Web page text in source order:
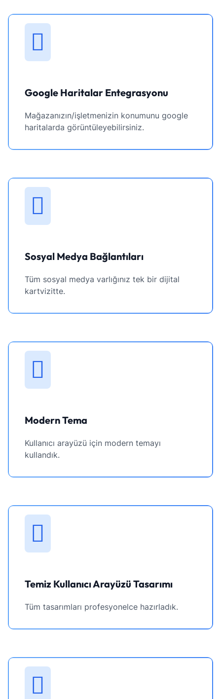
Google Haritalar Entegrasyonu
Mağazanızın/işletmenizin konumunu google
haritalarda görüntüleyebilirsiniz.
Sosyal Medya Bağlantıları
Tüm sosyal medya varlığınız tek bir dijital
kartvizitte.
Modern Tema
Kullanıcı arayüzü için modern temayı
kullandık.
Temiz Kullanıcı Arayüzü Tasarımı
Tüm tasarımları profesyonelce hazırladık.